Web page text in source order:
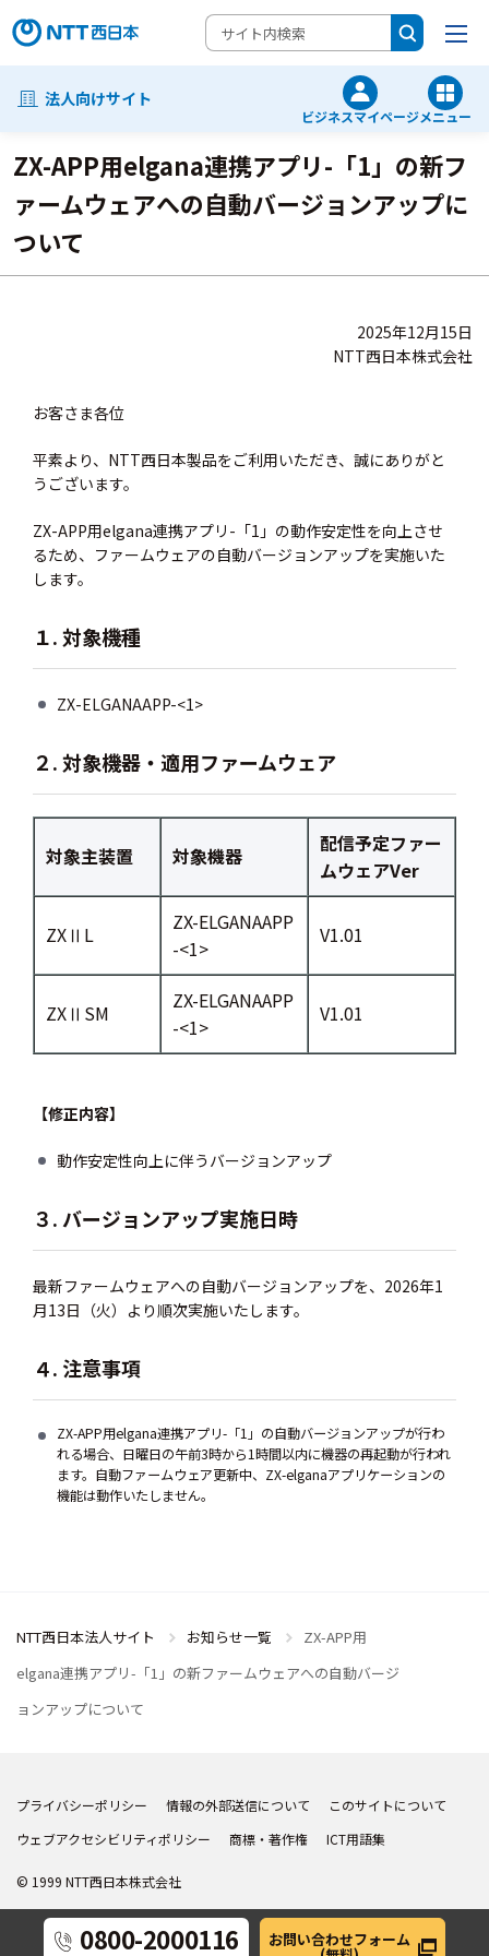
法人向けサイト
ビジネスマイページメニュー
ZX-APP用elgana連携アプリ-「1」の新フ
ァームウェアへの自動バージョンアップに
ついて
2025年12月15日
NTT西日本株式会社
お客さま各位
平素より、NTT西日本製品をご利用いただき、誠にありがと
うございます。
ZX-APP用elgana連携アプリ-「1」の動作安定性を向上させ
るため、ファームウェアの自動バージョンアップを実施いた
します。
１. 対象機種
ZX-ELGANAAPP-<1>
２. 対象機器・適用ファームウェア
対象主装置 対象機器
配信予定ファー
ムウェアVer
ZXⅡL
ZX-ELGANAAPP
-<1>
V1.01
ZXⅡSM
ZX-ELGANAAPP
-<1>
V1.01
【修正内容】
動作安定性向上に伴うバージョンアップ
３. バージョンアップ実施日時
最新ファームウェアへの自動バージョンアップを、2026年1
月13日（火）より順次実施いたします。
４. 注意事項
ZX-APP用elgana連携アプリ-「1」の自動バージョンアップが行わ
れる場合、日曜日の午前3時から1時間以内に機器の再起動が行われ
ます。自動ファームウェア更新中、ZX-elganaアプリケーションの
機能は動作いたしません。
NTT西日本法人サイト お知らせ一覧
ZX-APP用
elgana連携アプリ-「1」の新ファームウェアへの自動バージ
ョンアップについて
プライバシーポリシー 情報の外部送信について
このサイトについて
ウェブアクセシビリティポリシー
商標・著作権 ICT用語集
© 1999 NTT西日本株式会社
0800-2000116 お問い合わせフォーム